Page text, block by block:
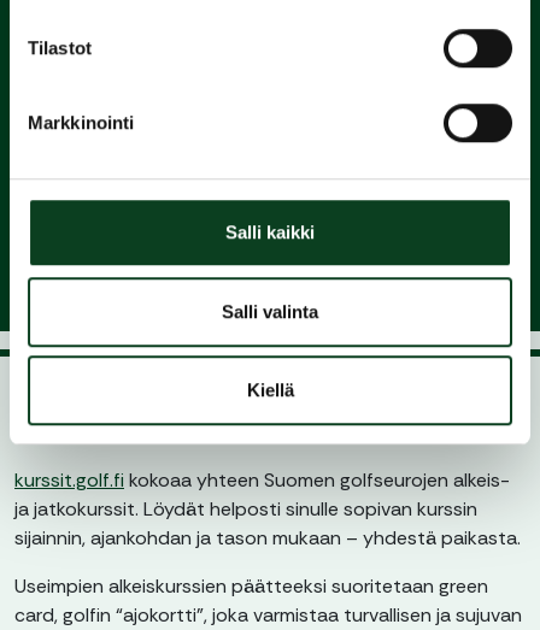
Tilastot
Markkinointi
Salli kaikki
Salli valinta
Kiellä
seuraan ja nauti pelaamisesta
Golfkurssit golfaajille
kurssit.golf.fi kokoaa yhteen Suomen golfseurojen alkeis-
ja jatkokurssit. Löydät helposti sinulle sopivan kurssin
sijainnin, ajankohdan ja tason mukaan – yhdestä paikasta.
Useimpien alkeiskurssien päätteeksi suoritetaan green
card, golfin “ajokortti”, joka varmistaa turvallisen ja sujuvan